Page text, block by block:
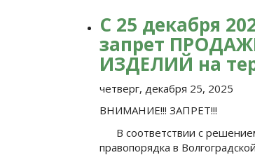
С 25 декабря
запрет
ИЗДЕЛИЙ на
четверг, декабря 25, 2025
ВНИМАНИЕ!!! ЗАПРЕТ!!!
В соответствии с
правопорядка в